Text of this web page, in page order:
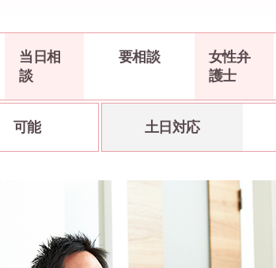
当日相
談
要相談
女性弁
護士
可能 土日対応